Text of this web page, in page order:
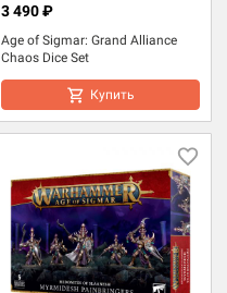
Age of Sigmar: Grand Alliance
Chaos Dice Set
3 490 ₽
Купить